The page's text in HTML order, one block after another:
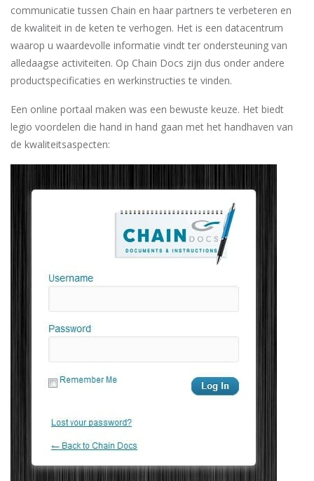
communicatie tussen Chain en haar partners te verbeteren en
de kwaliteit in de keten te verhogen. Het is een datacentrum
waarop u waardevolle informatie vindt ter ondersteuning van
alledaagse activiteiten. Op Chain Docs zijn dus onder andere
productspecificaties en werkinstructies te vinden.
Een online portaal maken was een bewuste keuze. Het biedt
legio voordelen die hand in hand gaan met het handhaven van
de kwaliteitsaspecten: